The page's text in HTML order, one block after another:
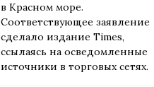
в Красном море.
Соответствующее заявление
сделало издание Times,
ссылаясь на осведомленные
источники в торговых сетях.